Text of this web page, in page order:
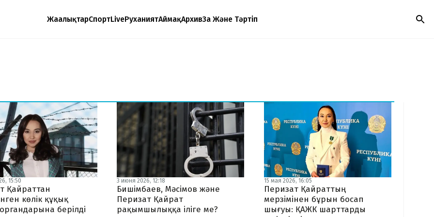
ЖаңалықтарСпортLiveРуханиятАймақАрхивЗаң Және Тәртіп
15:50
Қайраттан
көлік құқық
берілді
3 июня 2026, 12:18
Бишімбаев, Мәсімов және
Перизат Қайрат
рақымшылыққа іліге ме?
15 мая 2026, 16:05
Перизат Қайраттың
мерзімінен бұрын босап
шығуы: ҚАЖК шарттарды